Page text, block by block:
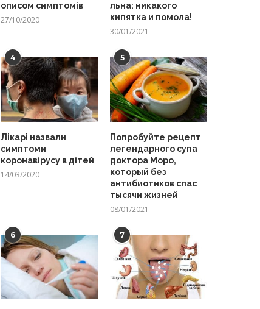
описом симптомів
27/10/2020
льна: никакого
кипятка и помола!
30/01/2021
4
Лікарі назвали
симптоми
коронавірусу в дітей
14/03/2020
5
Попробуйте рецепт
легендарного супа
доктора Моро,
который без
антибиотиков спас
тысячи жизней
08/01/2021
6 7